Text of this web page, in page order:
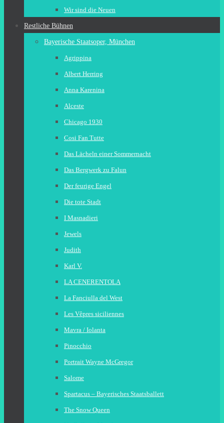
Wir sind die Neuen
Restliche Bühnen
Bayerische Staatsoper, München
Agrippina
Albert Herring
Anna Karenina
Alceste
Chicago 1930
Cosi Fan Tutte
Das Lächeln einer Sommernacht
Das Bergwerk zu Falun
Der feurige Engel
Die tote Stadt
I Masnadieri
Jewels
Judith
Karl V.
LA CENERENTOLA
La Fanciulla del West
Les Vêpres siciliennes
Mavra / Iolanta
Pinocchio
Portrait Wayne McGregor
Salome
Spartacus – Bayerisches Staatsballett
The Snow Queen